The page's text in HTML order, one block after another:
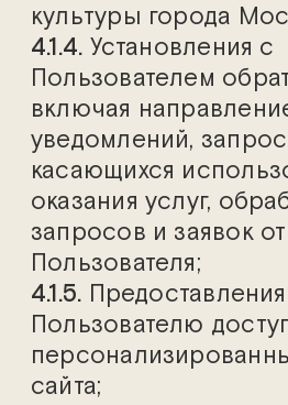
культуры города
4.1.4. Установления с
Пользователем
включая
уведомлений,
касающихся
оказания услуг,
запросов и заявок от
Пользователя;
4.1.5. Предоставления
Пользователю
сайта;